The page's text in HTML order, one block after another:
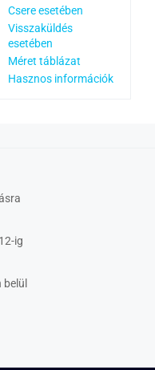
Csere esetében
Visszaküldés
esetében
Méret táblázat
Hasznos információk
ig
belül